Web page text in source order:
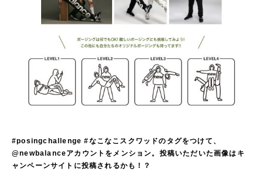
#posingchallenge #なこなこスクワッドのタグをつけて、
@newbalanceアカウントをメンション。投稿いただいた画像はキ
ャンペーンサイトに投稿されるかも！？